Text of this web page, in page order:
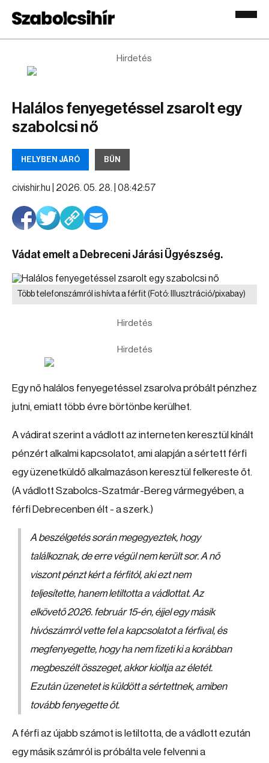
Hirdetés
Halálos fenyegetéssel zsarolt egy
szabolcsi nő
HELYBEN JÁRÓ BŰN
civishir.hu | 2026. 05. 28. | 08:42:57
Vádat emelt a Debreceni Járási Ügyészség.
Több telefonszámról is hívta a férfit (Fotó: Illusztráció/pixabay)
Hirdetés
Hirdetés
Egy nő halálos fenyegetéssel zsarolva próbált pénzhez
jutni, emiatt több évre börtönbe kerülhet.
A vádirat szerint a vádlott az interneten keresztül kínált
pénzért alkalmi kapcsolatot, ami alapján a sértett férfi
egy üzenetküldő alkalmazáson keresztül felkereste őt.
(A vádlott Szabolcs-Szatmár-Bereg vármegyében, a
férfi Debrecenben élt - a szerk.)
A beszélgetés során megegyeztek, hogy
találkoznak, de erre végül nem került sor. A nő
viszont pénzt kért a férfitól, aki ezt nem
teljesítette, hanem letiltotta a vádlottat. Az
elkövető 2026. február 15-én, éjjel egy másik
hívószámról vette fel a kapcsolatot a férfival, és
megfenyegette, hogy ha nem fizeti ki a korábban
megbeszélt összeget, akkor kioltja az életét.
Ezután üzenetet is küldött a sértettnek, amiben
tovább fenyegette őt.
A férfi az újabb számot is letiltotta, de a vádlott ezután
egy másik számról is próbálta vele felvenni a